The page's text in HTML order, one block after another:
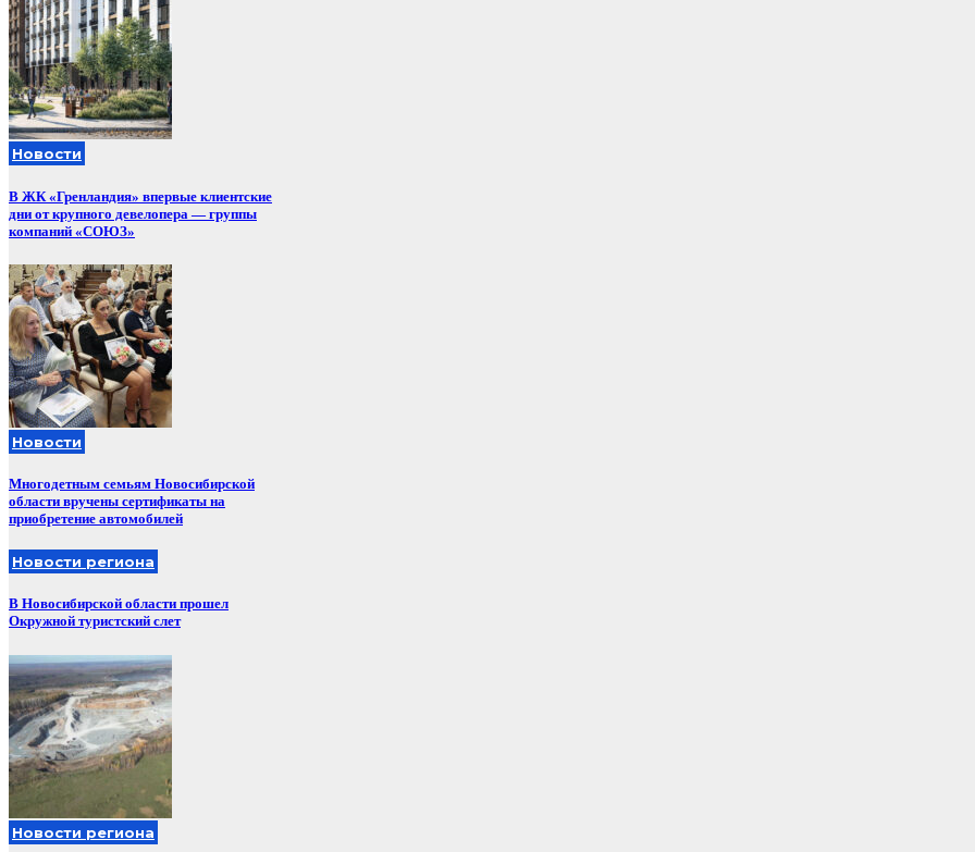
Новости
В ЖК «Гренландия» впервые клиентские
дни от крупного девелопера — группы
компаний «СОЮЗ»
Новости
Многодетным семьям Новосибирской
области вручены сертификаты на
приобретение автомобилей
Новости региона
В Новосибирской области прошел
Окружной туристский слет
Новости региона